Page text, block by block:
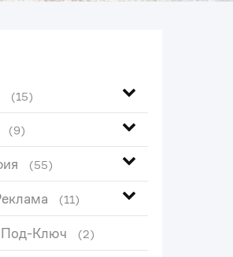
(15)
(9)
(55)
(11)
Ключ (2)